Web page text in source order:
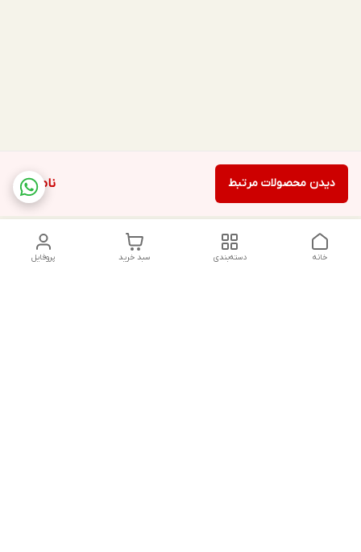
ناموجود دیدن محصولات مرتبط
پروفایل سبد خرید دسته‌بندی خانه